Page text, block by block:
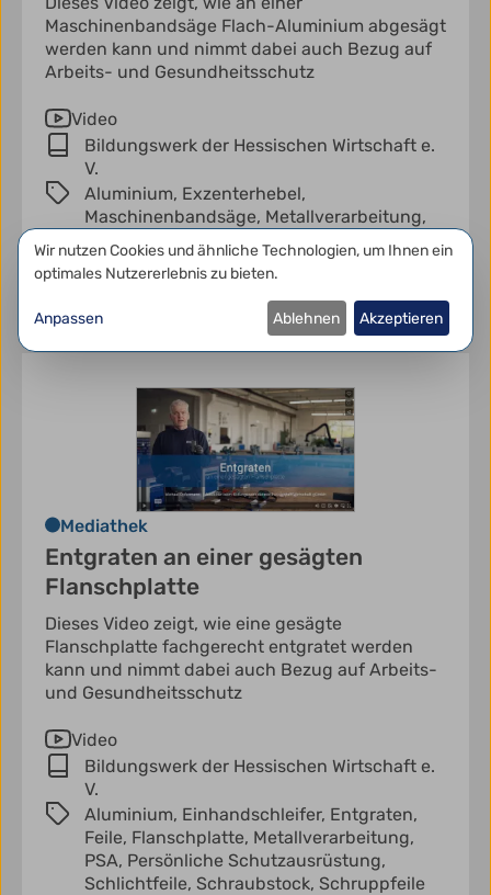
Maschinenbandsäge Flach-Aluminium abgesägt
werden kann und nimmt dabei auch Bezug auf
Arbeits- und Gesundheitsschutz
Video
Bildungswerk der Hessischen Wirtschaft e.
V.
Aluminium, Exzenterhebel,
Maschinenbandsäge, Metallverarbeitung,
PSA,
Persönliche Schutzausrüstung,
Schnittlänge,Schraubstock,Sägen,
technische Zeichnung
Mediathek
Entgraten an einer gesägten
Flanschplatte
Dieses Video zeigt, wie eine gesägte
Flanschplatte fachgerecht entgratet werden
kann und nimmt dabei auch Bezug auf Arbeits-
und Gesundheitsschutz
Video
Bildungswerk der Hessischen Wirtschaft e.
V.
Aluminium, Einhandschleifer, Entgraten,
Feile, Flanschplatte, Metallverarbeitung,
PSA, Persönliche Schutzausrüstung,
Schlichtfeile, Schraubstock, Schruppfeile
Datenschutzeinstellungen
Wir nutzen Cookies und ähnliche Technologien, um Ihnen ein
optimales Nutzererlebnis zu bieten.
Anpassen Ablehnen Akzeptieren